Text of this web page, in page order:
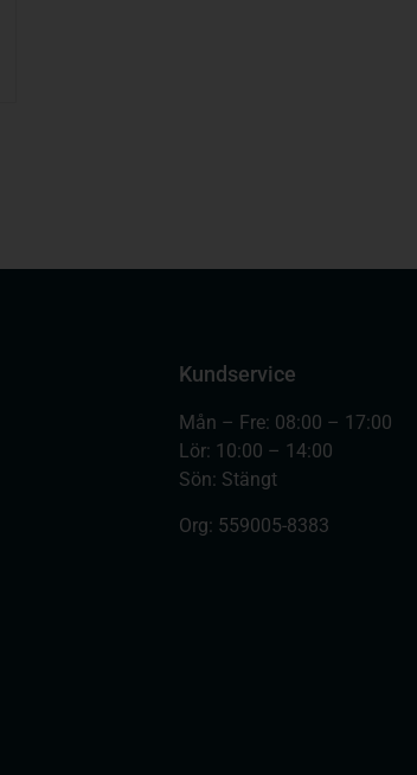
Kundservice
Mån – Fre: 08:00 – 17:00
Lör: 10:00 – 14:00
Sön: Stängt
Org: 559005-8383